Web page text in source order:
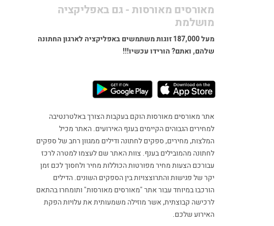
מאורסים מאורסות - גם באפליקציה
מושלמת
מעל 187,000 זוגות משתמשים באפליקציה לארגון החתונה
שלהם, ואתם? הורידו עכשיו!!!
אתר מאורסים מאורסות הוקם בעקבות הצורך באלטרנטיבה
למחירים הגבוהים הקיימים בענף האירועים. האתר מכיל
המלצות, מחירים, ספקים לחתונה ודילים ממגוון רחב של ספקים
לחתונה מהמובילים בענף. צוות האתר שם לעצמו למטרה לרכז
עבורכם הצעות מחיר מפורטות הכוללות מחיר ולחסוך לכם זמן
יקר של פגישות והתרוצצויות בין הספקים השונים. הדילים
הורכבו במיוחד עבור אתר "מאורסים מאורסות" ותומחרו בהתאם
לרכישה קבוצתית, אשר מוזילה משמעותית את עלויות הפקת
האירוע שלכם.